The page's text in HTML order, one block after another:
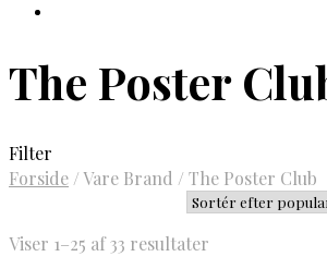
The Poster
Filter
Forside /Vare Brand / The Poster Club
Viser 1–25 af 33 resultater